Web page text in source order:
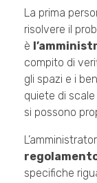
La prima
risolvere il
è
compito di
gli spazi e i
quiete di
si possono
specifiche